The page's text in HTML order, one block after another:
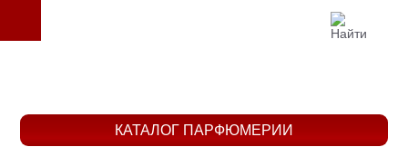
КАТАЛОГ ПАРФЮМЕРИИ